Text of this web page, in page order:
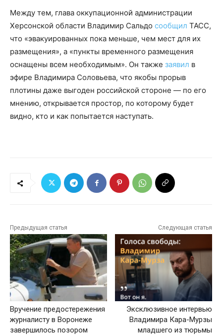
Между тем, глава оккупационной администрации
Херсонской области Владимир Сальдо сообщил ТАСС,
что «эвакуированных пока меньше, чем мест для их
размещения», а «пункты временного размещения
оснащены всем необходимым». Он также заявил в
эфире Владимира Соловьева, что якобы прорыв
плотины даже выгоден российской стороне — по его
мнению, открывается простор, по которому будет
видно, кто и как попытается наступать.
Предыдущая статья
Вручение предостережения
журналисту в Воронеже
завершилось позором
Следующая статья
Эксклюзивное интервью
Владимира Кара-Мурзы
младшего из тюрьмы